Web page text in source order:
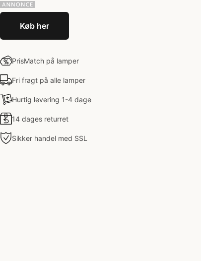
Køb her
PrisMatch på lamper
Fri fragt på alle lamper
Hurtig levering 1-4 dage
14 dages returret
Sikker handel med SSL